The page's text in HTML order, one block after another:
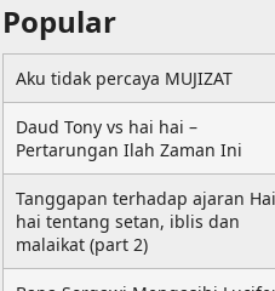
Popular
Aku tidak percaya MUJIZAT
Daud Tony vs hai hai –
Pertarungan Ilah Zaman Ini
Tanggapan terhadap ajaran Hai
hai tentang setan, iblis dan
malaikat (part 2)